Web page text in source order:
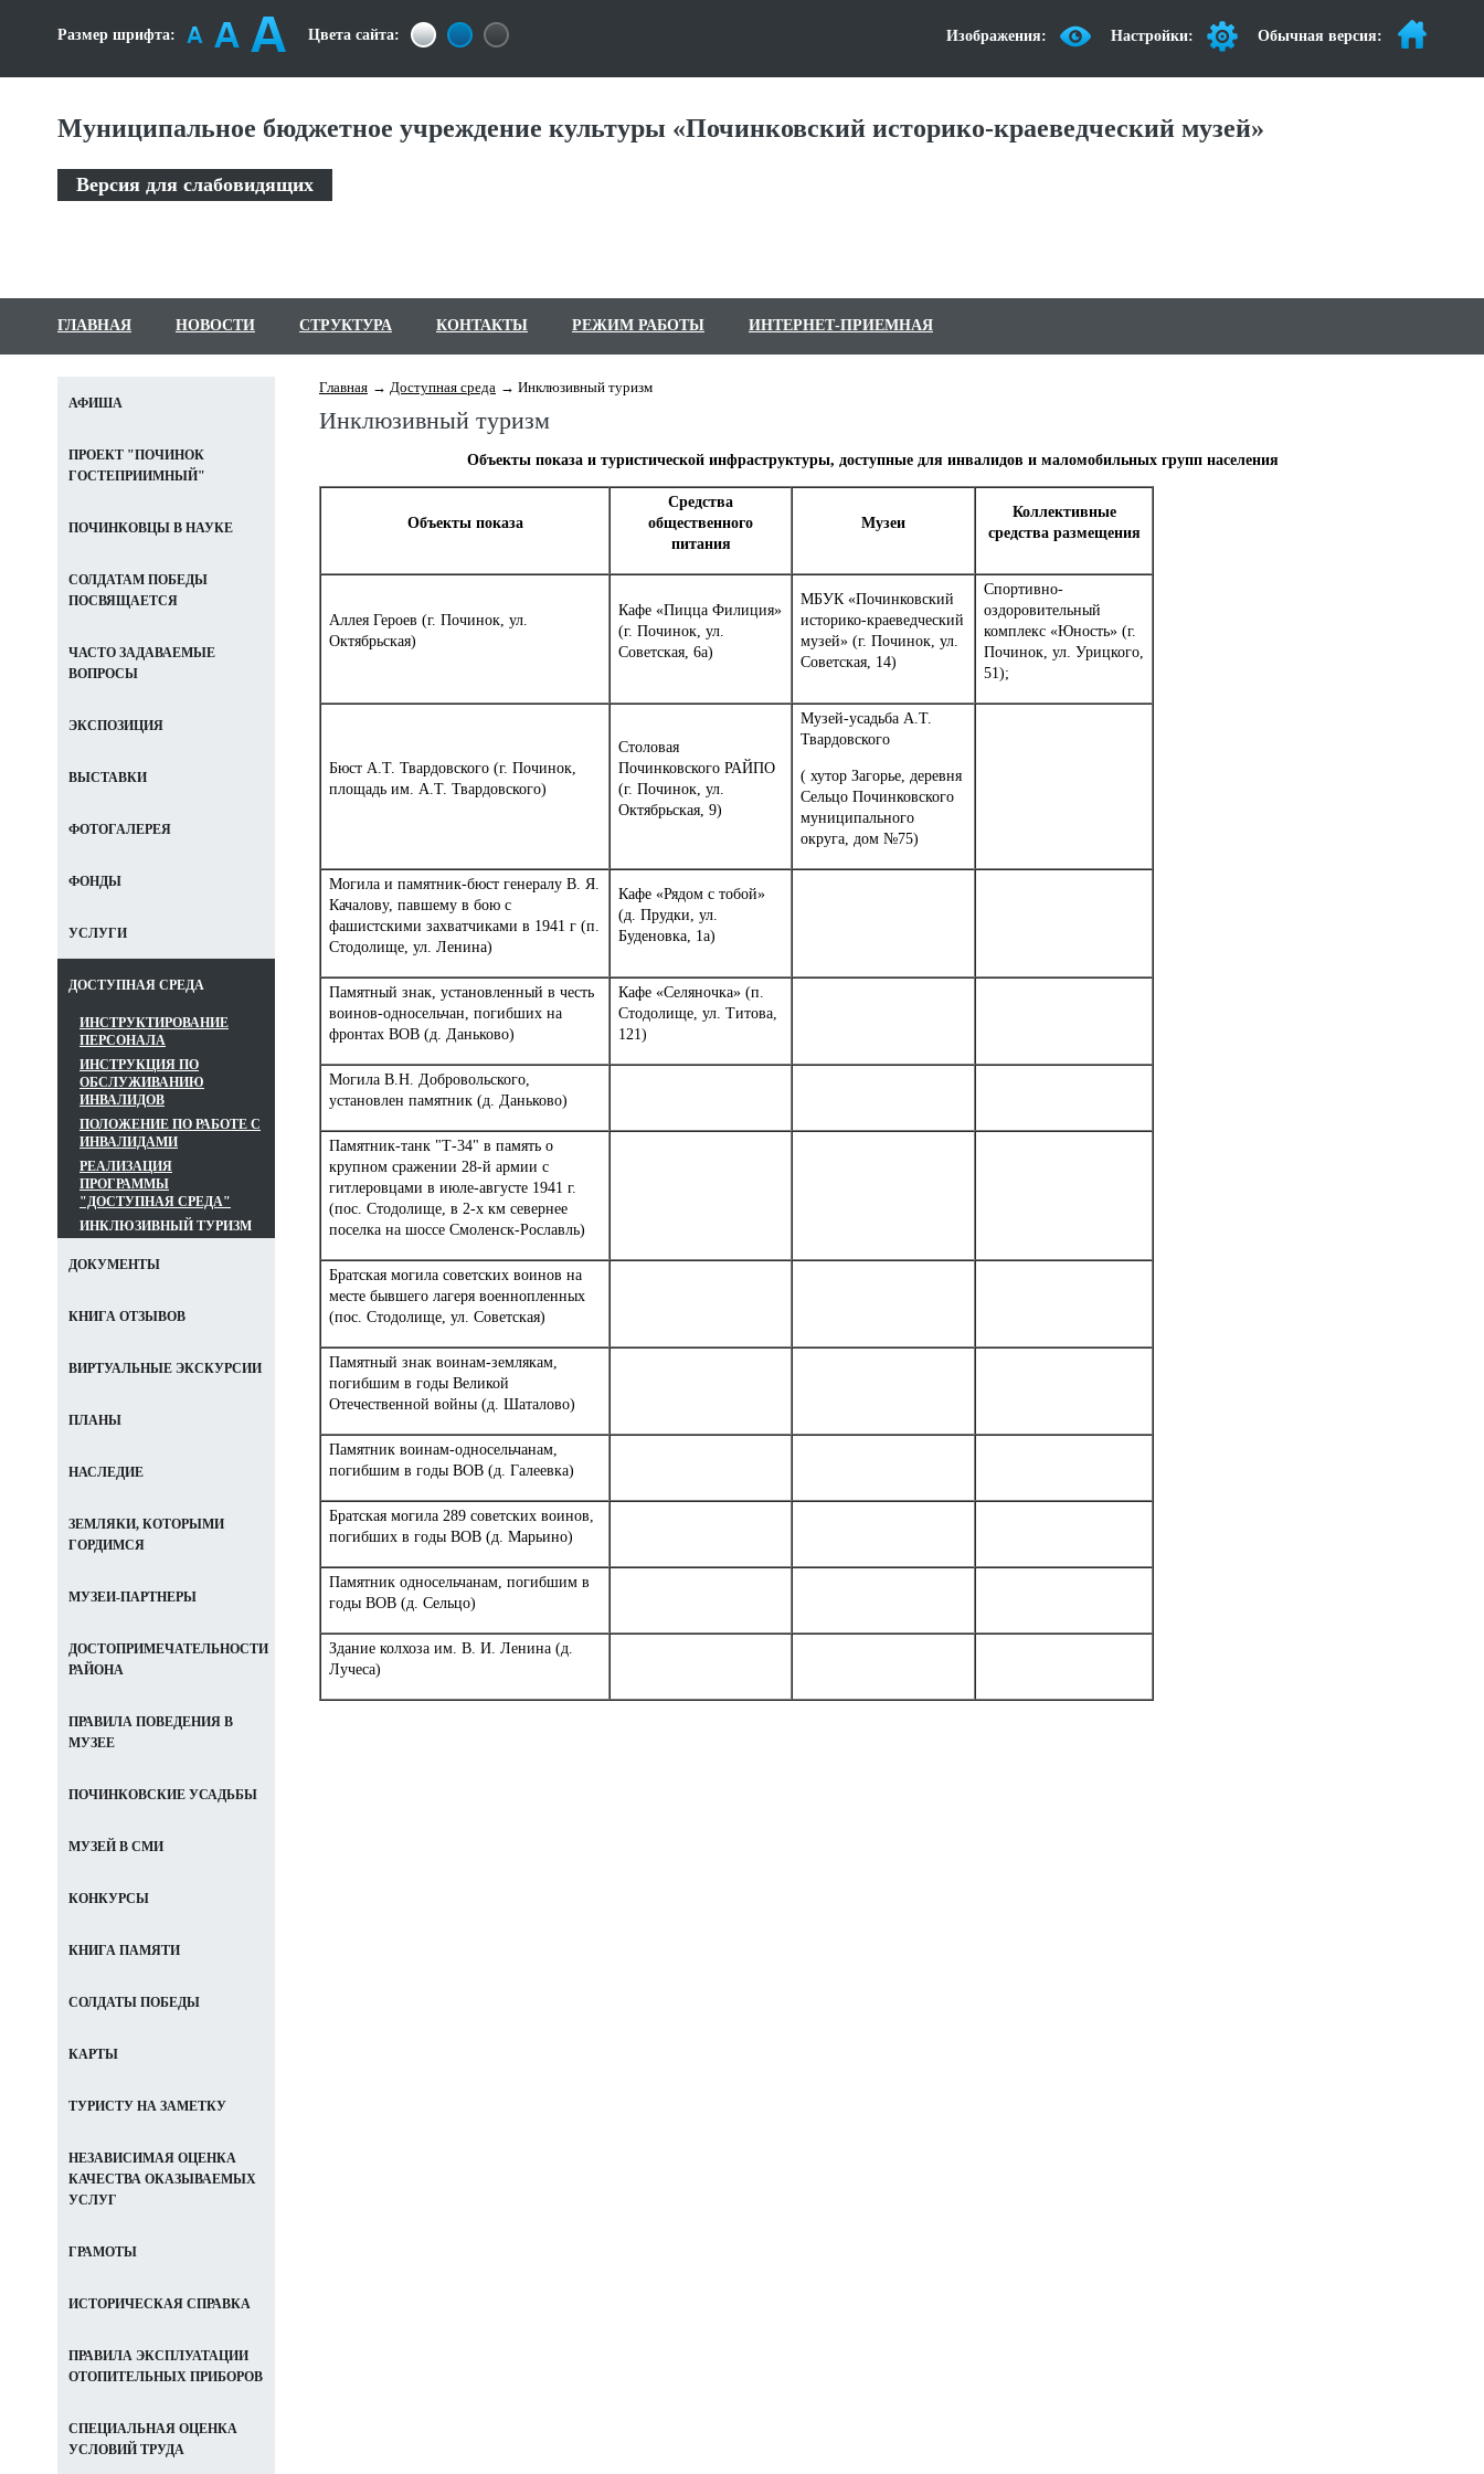
Размер шрифта: Цвета сайта: Изображения: Настройки: Обычная версия:
Муниципальное бюджетное учреждение культуры «Починковский историко-краеведческий музей»
Версия для слабовидящих
ГЛАВНАЯ НОВОСТИ СТРУКТУРА КОНТАКТЫ РЕЖИМ РАБОТЫ ИНТЕРНЕТ-ПРИЕМНАЯ
Главная Доступная среда Инклюзивный туризм
Инклюзивный туризм
Объекты показа и туристической инфраструктуры, доступные для инвалидов и маломобильных групп населения
Объекты показа
Средства
общественного
питания
Музеи
Коллективные
средства размещения
Аллея Героев (г. Починок, ул.
Октябрьская)
Кафе «Пицца Филиция»
(г. Починок, ул.
Советская, 6а)
МБУК «Починковский
историко-краеведческий
музей» (г. Починок, ул.
Советская, 14)
Спортивно-
оздоровительный
комплекс «Юность» (г.
Починок, ул. Урицкого,
51);
Бюст А.Т. Твардовского (г. Починок,
площадь им. А.Т. Твардовского)
Столовая
Починковского РАЙПО
(г. Починок, ул.
Октябрьская, 9)
Музей-усадьба А.Т.
Твардовского
( хутор Загорье, деревня
Сельцо Починковского
муниципального
округа, дом №75)
Могила и памятник-бюст генералу В. Я.
Качалову, павшему в бою с
фашистскими захватчиками в 1941 г (п.
Стодолище, ул. Ленина)
Кафе «Рядом с тобой»
(д. Прудки, ул.
Буденовка, 1а)
Памятный знак, установленный в честь
воинов-односельчан, погибших на
фронтах ВОВ (д. Даньково)
Кафе «Селяночка» (п.
Стодолище, ул. Титова,
121)
Могила В.Н. Добровольского,
установлен памятник (д. Даньково)
Памятник-танк "Т-34" в память о
крупном сражении 28-й армии с
гитлеровцами в июле-августе 1941 г.
(пос. Стодолище, в 2-х км севернее
поселка на шоссе Смоленск-Рославль)
Братская могила советских воинов на
месте бывшего лагеря военнопленных
(пос. Стодолище, ул. Советская)
Памятный знак воинам-землякам,
погибшим в годы Великой
Отечественной войны (д. Шаталово)
Памятник воинам-односельчанам,
погибшим в годы ВОВ (д. Галеевка)
Братская могила 289 советских воинов,
погибших в годы ВОВ (д. Марьино)
Памятник односельчанам, погибшим в
годы ВОВ (д. Сельцо)
Здание колхоза им. В. И. Ленина (д.
Лучеса)
АФИША
ПРОЕКТ "ПОЧИНОК
ГОСТЕПРИИМНЫЙ"
ПОЧИНКОВЦЫ В НАУКЕ
СОЛДАТАМ ПОБЕДЫ
ПОСВЯЩАЕТСЯ
ЧАСТО ЗАДАВАЕМЫЕ
ВОПРОСЫ
ЭКСПОЗИЦИЯ
ВЫСТАВКИ
ФОТОГАЛЕРЕЯ
ФОНДЫ
УСЛУГИ
ДОСТУПНАЯ СРЕДА
ИНСТРУКТИРОВАНИЕ
ПЕРСОНАЛА
ИНСТРУКЦИЯ ПО
ОБСЛУЖИВАНИЮ
ИНВАЛИДОВ
ПОЛОЖЕНИЕ ПО РАБОТЕ С
ИНВАЛИДАМИ
РЕАЛИЗАЦИЯ
ПРОГРАММЫ
"ДОСТУПНАЯ СРЕДА"
ИНКЛЮЗИВНЫЙ ТУРИЗМ
ДОКУМЕНТЫ
КНИГА ОТЗЫВОВ
ВИРТУАЛЬНЫЕ ЭКСКУРСИИ
ПЛАНЫ
НАСЛЕДИЕ
ЗЕМЛЯКИ, КОТОРЫМИ
ГОРДИМСЯ
МУЗЕИ-ПАРТНЕРЫ
ДОСТОПРИМЕЧАТЕЛЬНОСТИ
РАЙОНА
ПРАВИЛА ПОВЕДЕНИЯ В
МУЗЕЕ
ПОЧИНКОВСКИЕ УСАДЬБЫ
МУЗЕЙ В СМИ
КОНКУРСЫ
КНИГА ПАМЯТИ
СОЛДАТЫ ПОБЕДЫ
КАРТЫ
ТУРИСТУ НА ЗАМЕТКУ
НЕЗАВИСИМАЯ ОЦЕНКА
КАЧЕСТВА ОКАЗЫВАЕМЫХ
УСЛУГ
ГРАМОТЫ
ИСТОРИЧЕСКАЯ СПРАВКА
ПРАВИЛА ЭКСПЛУАТАЦИИ
ОТОПИТЕЛЬНЫХ ПРИБОРОВ
СПЕЦИАЛЬНАЯ ОЦЕНКА
УСЛОВИЙ ТРУДА